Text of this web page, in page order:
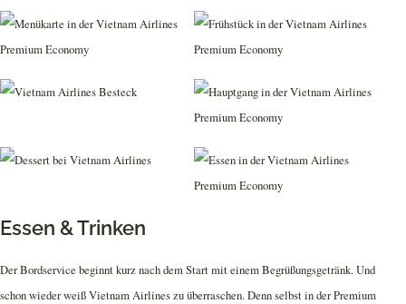
Essen & Trinken
Der Bordservice beginnt kurz nach dem Start mit einem Begrüßungsgetränk. Und
schon wieder weiß Vietnam Airlines zu überraschen. Denn selbst in der Premium